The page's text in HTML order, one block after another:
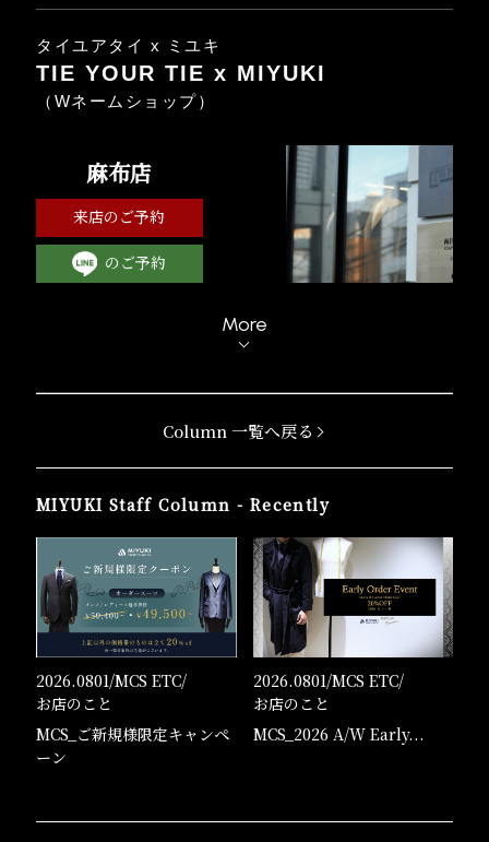
タイユアタイ x ミユキ
TIE YOUR TIE x MIYUKI
（Wネームショップ）
麻布店
来店のご予約
のご予約
More
Column 一覧へ戻る
MIYUKI Staff Column - Recently
2026.0801/MCS ETC/
お店のこと
MCS_ご新規様限定キャンペ
ーン
2026.0801/MCS ETC/
お店のこと
MCS_2026 A/W Early...